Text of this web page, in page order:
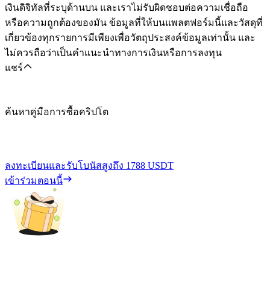
เงินดิจิทัลที่ระบุด้านบน และเราไม่รับผิดชอบต่อความเชื่อถือ
หรือความถูกต้องของมัน ข้อมูลที่ให้บนแพลตฟอร์มนี้และวัสดุที่
เกี่ยวข้องทุกรายการมีเพียงเพื่อวัตถุประสงค์ข้อมูลเท่านั้น และ
ไม่ควรถือว่าเป็นคำแนะนำทางการเงินหรือการลงทุน
แชร์
ค้นหาคู่มือการซื้อคริปโต
ลงทะเบียนและรับโบนัสสูงถึง 1788 USDT
เข้าร่วมตอนนี้